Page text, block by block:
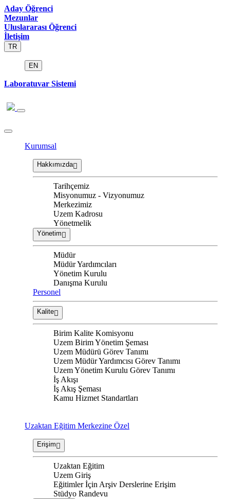
Aday Öğrenci
Mezunlar
Uluslararası Öğrenci
İletişim
TR
EN
Laboratuvar Sistemi
Kurumsal
Hakkımızda
Tarihçemiz
Misyonumuz - Vizyonumuz
Merkezimiz
Uzem Kadrosu
Yönetmelik
Yönetim
Müdür
Müdür Yardımcıları
Yönetim Kurulu
Danışma Kurulu
Personel
Kalite
Birim Kalite Komisyonu
Uzem Birim Yönetim Şeması
Uzem Müdürü Görev Tanımı
Uzem Müdür Yardımcısı Görev Tanımı
Uzem Yönetim Kurulu Görev Tanımı
İş Akışı
İş Akış Şeması
Kamu Hizmet Standartları
Uzaktan Eğitim Merkezine Özel
Erişim
Uzaktan Eğitim
Uzem Giriş
Eğitimler İçin Arşiv Derslerine Erişim
Stüdyo Randevu